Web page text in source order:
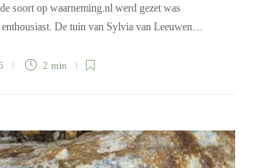
soort op waarneming.nl werd gezet was
De tuin van Sylvia van Leeuwen…
2 min